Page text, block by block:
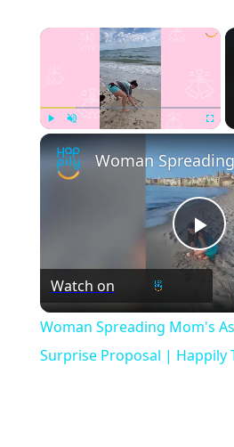
×
Watch on
Woman Spreading Mom's
Surprise Proposal | Happily